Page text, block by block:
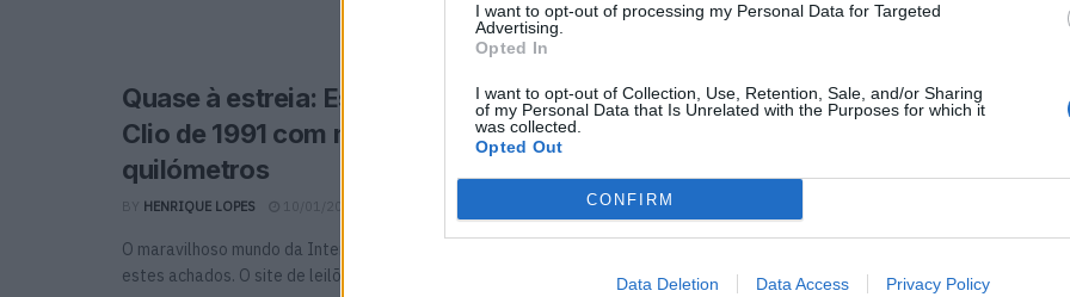
I want to opt-out of processing my Personal Data for Targeted
Advertising.
Opted In
I want to opt-out of Collection, Use, Retention, Sale, and/or Sharing
of my Personal Data that Is Unrelated with the Purposes for which it
was collected.
Opted Out
CONFIRM
Data Deletion Data Access Privacy Policy
Quase à estreia: Está à venda um Renault
Clio de 1991 com menos de 1000
quilómetros
BY HENRIQUE LOPES 10/01/2024
O maravilhoso mundo da Internet brinda-nos, de vez em quando, com
estes achados. O site de leilões de automóveis Collecting ...